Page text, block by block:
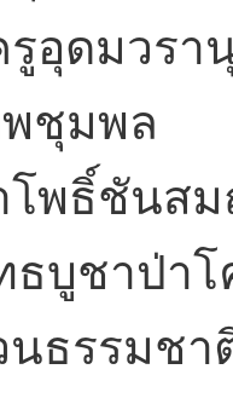
รูอุดมวรา
พชุมพล
โพธิ์ชันส
ธบูชาป่า
นธรรมช